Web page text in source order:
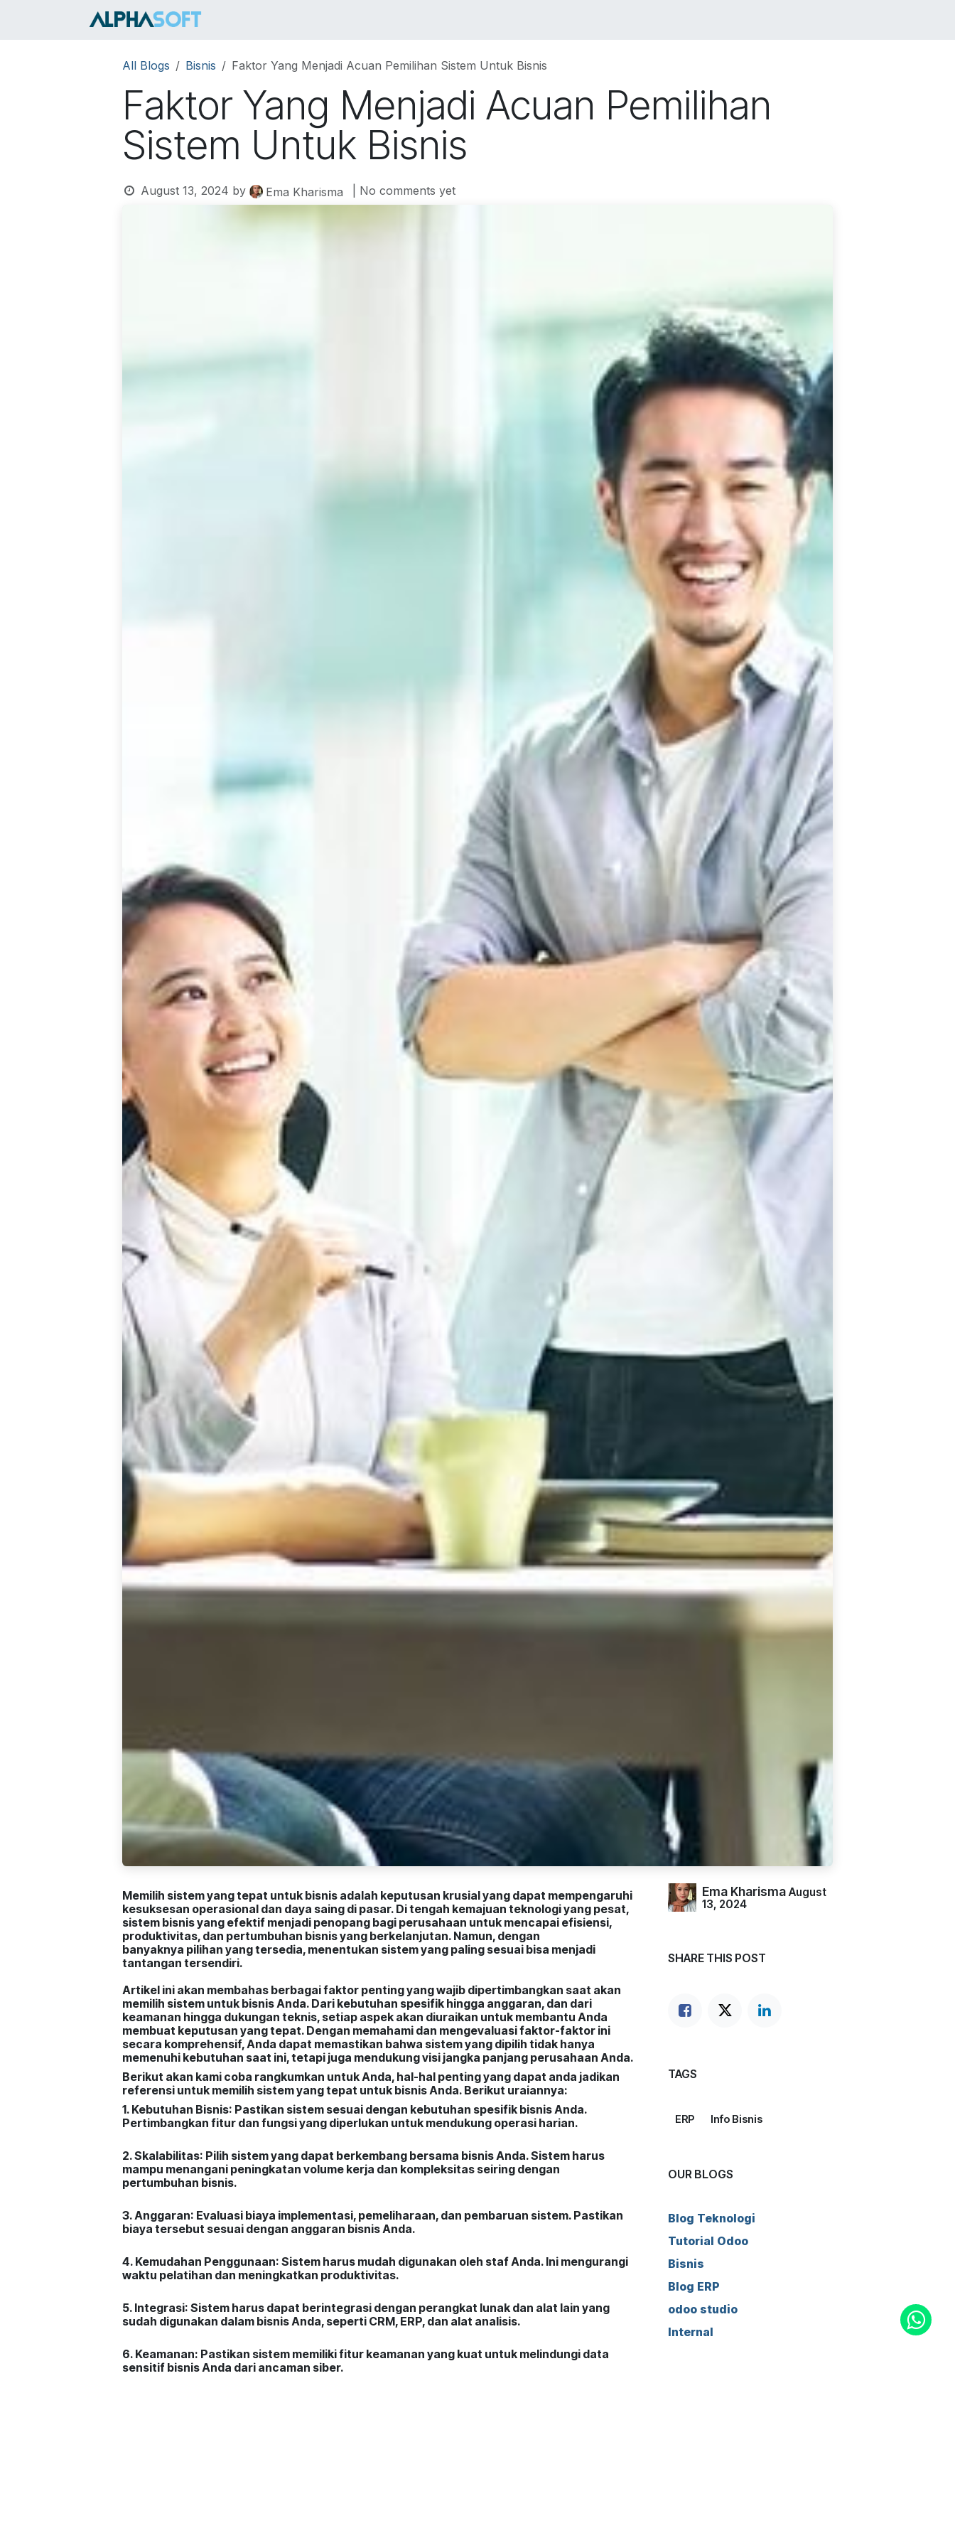
All Blogs Bisnis Faktor Yang Menjadi Acuan Pemilihan Sistem Untuk Bisnis
Faktor Yang Menjadi Acuan Pemilihan
Sistem Untuk Bisnis
August 13, 2024 by Ema Kharisma | No comments yet
Memilih sistem yang tepat untuk bisnis adalah keputusan krusial yang dapat mempengaruhi
kesuksesan operasional dan daya saing di pasar. Di tengah kemajuan teknologi yang pesat,
sistem bisnis yang efektif menjadi penopang bagi perusahaan untuk mencapai efisiensi,
produktivitas, dan pertumbuhan bisnis yang berkelanjutan. Namun, dengan
banyaknya pilihan yang tersedia, menentukan sistem yang paling sesuai bisa menjadi
tantangan tersendiri.
Artikel ini akan membahas berbagai faktor penting yang wajib dipertimbangkan saat akan
memilih sistem untuk bisnis Anda. Dari kebutuhan spesifik hingga anggaran, dan dari
keamanan hingga dukungan teknis, setiap aspek akan diuraikan untuk membantu Anda
membuat keputusan yang tepat. Dengan memahami dan mengevaluasi faktor-faktor ini
secara komprehensif, Anda dapat memastikan bahwa sistem yang dipilih tidak hanya
memenuhi kebutuhan saat ini, tetapi juga mendukung visi jangka panjang perusahaan Anda.
Berikut akan kami coba rangkumkan untuk Anda, hal-hal penting yang dapat anda jadikan
referensi untuk memilih sistem yang tepat untuk bisnis Anda. Berikut uraiannya:
1. Kebutuhan Bisnis: Pastikan sistem sesuai dengan kebutuhan spesifik bisnis Anda.
Pertimbangkan fitur dan fungsi yang diperlukan untuk mendukung operasi harian.
2. Skalabilitas: Pilih sistem yang dapat berkembang bersama bisnis Anda. Sistem harus
mampu menangani peningkatan volume kerja dan kompleksitas seiring dengan
pertumbuhan bisnis.
3. Anggaran: Evaluasi biaya implementasi, pemeliharaan, dan pembaruan sistem. Pastikan
biaya tersebut sesuai dengan anggaran bisnis Anda.
4. Kemudahan Penggunaan: Sistem harus mudah digunakan oleh staf Anda. Ini mengurangi
waktu pelatihan dan meningkatkan produktivitas.
5. Integrasi: Sistem harus dapat berintegrasi dengan perangkat lunak dan alat lain yang
sudah digunakan dalam bisnis Anda, seperti CRM, ERP, dan alat analisis.
6. Keamanan: Pastikan sistem memiliki fitur keamanan yang kuat untuk melindungi data
sensitif bisnis Anda dari ancaman siber.
Ema Kharisma August
13, 2024
SHARE THIS POST
TAGS
ERP Info Bisnis
OUR BLOGS
Blog Teknologi
Tutorial Odoo
Bisnis
Blog ERP
odoo studio
Internal